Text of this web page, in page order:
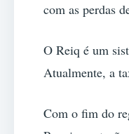
com as perdas
O Reiq é um
Atualmente, a
Com o fim do